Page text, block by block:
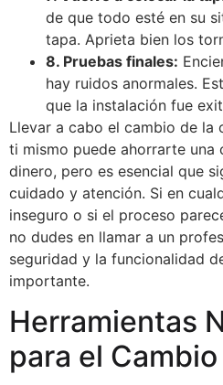
de que todo esté en su
tapa. Aprieta bien los
8. Pruebas finales:
hay ruidos anormales.
que la instalación fue
Llevar a cabo el cambio de
ti mismo puede ahorrarte
dinero, pero es esencial que
cuidado y atención. Si en
inseguro o si el proceso
no dudes en llamar a un
seguridad y la funcionalidad
importante.
Herramientas
para el Cambio